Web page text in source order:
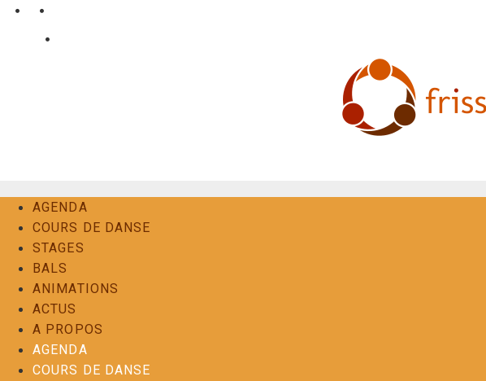
Aller
• •
•
AGENDA
COURS DE DANSE
STAGES
BALS
ANIMATIONS
ACTUS
A PROPOS
AGENDA
COURS DE DANSE